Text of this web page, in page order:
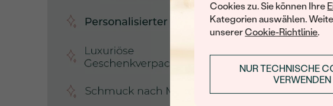
Cookies zu. Sie können Ihre
Kategorien auswählen.
unsererCookie-Richtlinie.
NUR TECHNISCHE
VERWENDEN